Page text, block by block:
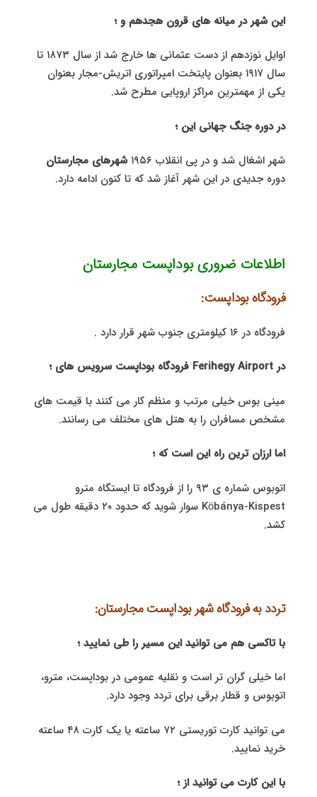
این شهر در میانه های قرون هجدهم و ؛
اوایل نوزدهم از دست عثمانی ها خارج شد از سال ۱۸۷۳ تا
سال ۱۹۱۷ بعنوان پایتخت امپراتوری اتریش-مجار بعنوان
یکی از مهمترین مراکز اروپایی مطرح شد.
در دوره جنگ جهانی این ؛
شهر اشغال شد و در پی انقلاب ۱۹۵۶
شهرهای مجارستان
دوره جدیدی در این شهر آغاز شد که تا کنون ادامه دارد.
اطلاعات ضروری بوداپست مجارستان
فرودگاه بوداپست:
فرودگاه در ۱۶ کیلومتری جنوب شهر قرار دارد .
در Ferihegy Airport فرودگاه بوداپست سرویس های ؛
مینی بوس خیلی مرتب و منظم کار می کنند با قیمت های
مشخص مسافران را به هتل های مختلف می رسانند.
اما ارزان ترین راه این است که ؛
اتوبوس شماره ی ۹۳ را از فرودگاه تا ایستگاه مترو
Köbánya-Kispest سوار شوید که حدود ۲٠ دقیقه طول می
کشد.
تردد به فرودگاه شهر بوداپست مجارستان:
با تاکسی هم می توانید این مسیر را طی نمایید ؛
اما خیلی گران تر است و نقلیه عمومی در بوداپست، مترو،
اتوبوس و قطار برقی برای تردد وجود دارد.
می توانید کارت توریستی ۷۲ ساعته یا یک کارت ۴۸ ساعته
خرید نمایید.
با این کارت می توانید از ؛